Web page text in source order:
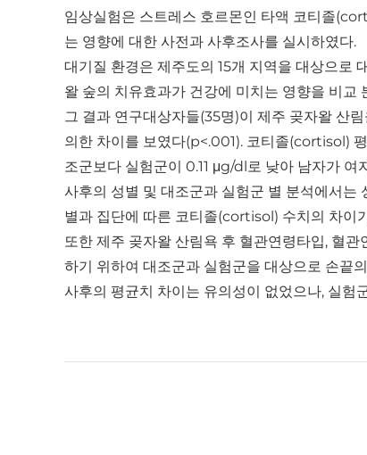
임상실험은 스트레스 호르몬인 타액 코티졸
는 영향에 대한 사전과 사후조사를 실시하였다.
대기질 환경은 제주도의 15개 지역을 대상으로
왈 숲의 치유효과가 건강에 미치는 영향을 비교
그 결과 연구대상자들(35명)이 제주 곶자왈 산
의한 차이를 보였다(p<.001). 코티졸(cortisol)
조군보다 실험군이 0.11 μg/dl로 낮아 남자가 여
사후의 성별 및 대조군과 실험군 별 분석에서는
별과 집단에 따른 코티졸(cortisol) 수치의 차이
또한 제주 곶자왈 산림욕 후 혈관연령타입, 혈
하기 위하여 대조군과 실험군을 대상으로 손끝
사후의 평균치 차이는 유의성이 없었으나, 실험